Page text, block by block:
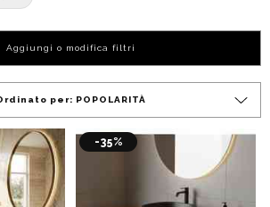
Aggiungi o modifica filtri
per: POPOLARITÀ
-35%